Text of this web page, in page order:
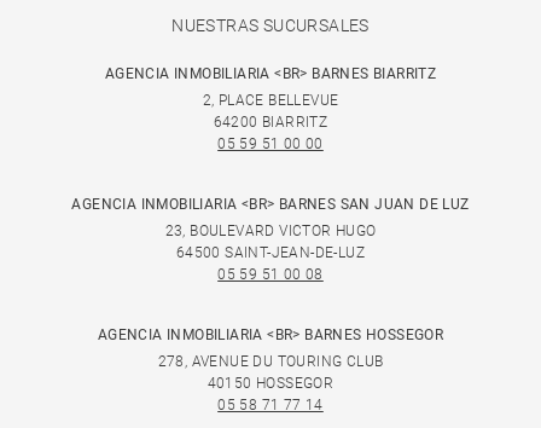
NUESTRAS SUCURSALES
AGENCIA INMOBILIARIA <BR> BARNES BIARRITZ
2, PLACE BELLEVUE
64200 BIARRITZ
05 59 51 00 00
AGENCIA INMOBILIARIA <BR> BARNES SAN JUAN DE LUZ
23, BOULEVARD VICTOR HUGO
64500 SAINT-JEAN-DE-LUZ
05 59 51 00 08
AGENCIA INMOBILIARIA <BR> BARNES HOSSEGOR
278, AVENUE DU TOURING CLUB
40150 HOSSEGOR
05 58 71 77 14